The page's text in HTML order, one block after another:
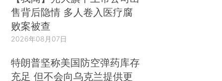
售背后隐情 多人卷入医疗腐
败案被查
2026年08月07日
特朗普坚称美国防空弹药库存
充足 但不会向乌克兰提供更